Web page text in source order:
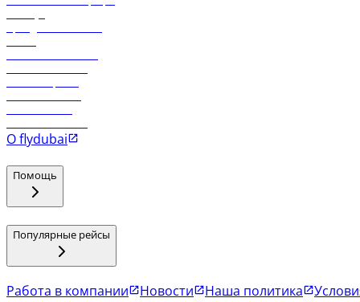
О flydubai
Помощь
Популярные рейсы
Работа в компании Новости Наша политика